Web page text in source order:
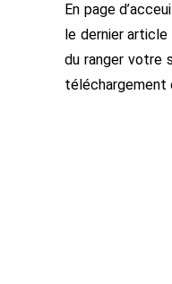
En page
le dernier
du ranger votre
téléchargement